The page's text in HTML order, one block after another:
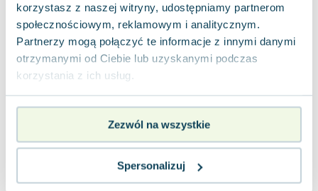
korzystasz z naszej witryny, udostępniamy partnerom
społecznościowym, reklamowym i analitycznym.
Partnerzy mogą połączyć te informacje z innymi danymi
otrzymanymi od Ciebie lub uzyskanymi podczas
korzystania z ich usług.
Zezwól na wszystkie
Spersonalizuj
19.99złtaniej o15.60zł